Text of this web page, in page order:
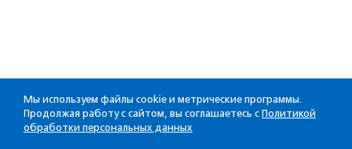
Мы используем файлы cookie и метрические программы.
Продолжая работу с сайтом, вы соглашаетесь с Политикой
обработки персональных данных